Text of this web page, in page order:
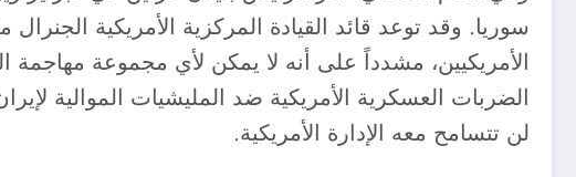
الأمريكيين، مشدداً على أنه لا يمكن لأي مجموعة مهاجمة
الضربات العسكرية الأمريكية ضد المليشيات الموالية
لن تتسامح معه الإدارة الأمريكية.